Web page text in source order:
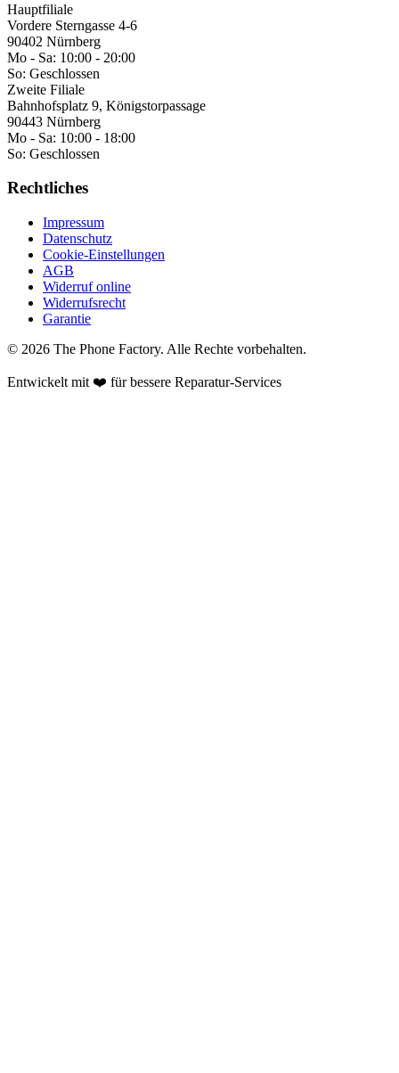
Hauptfiliale
Vordere Sterngasse 4-6
90402 Nürnberg
Mo - Sa: 10:00 - 20:00
So: Geschlossen
Zweite Filiale
Bahnhofsplatz 9, Königstorpassage
90443 Nürnberg
Mo - Sa: 10:00 - 18:00
So: Geschlossen
Rechtliches
Impressum
Datenschutz
Cookie-Einstellungen
AGB
Widerruf online
Widerrufsrecht
Garantie
© 2026 The Phone Factory. Alle Rechte vorbehalten.
Entwickelt mit ❤️ für bessere Reparatur-Services